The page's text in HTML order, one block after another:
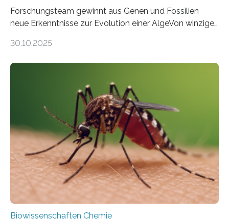
Forschungsteam gewinnt aus Genen und Fossilien
neue Erkenntnisse zur Evolution einer AlgeVon winzigen
Landpflanzen zählen zu den komplexesten
Grünalgen, die vor Hunderten von Millionen Jahren
lebten. Unter den Vorfahren sticht eine Gruppe heraus,
die noch heute in der Natur vorkommt: die
Süßwasseralge Coleochaetophyceae. Einige Arten
dieser Gruppe bilden aus Zellfäden dichte Geflechte
mit scheibenförmiger Gestalt. Was auffällig ist: Die
nächsten…
30.10.2025
Biowissenschaften Chemie